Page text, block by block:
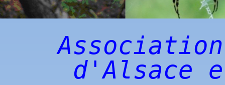
d'Alsace